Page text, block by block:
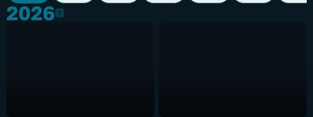
20262026